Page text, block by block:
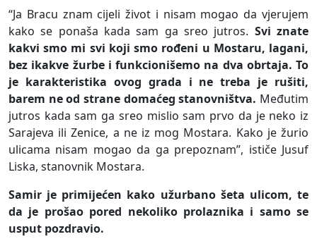
“Ja Bracu znam cijeli život i nisam mogao da vjerujem
kako se ponaša kada sam ga sreo jutros. Svi znate
kakvi smo mi svi koji smo rođeni u Mostaru, lagani,
bez ikakve žurbe i funkcionišemo na dva obrtaja. To
je karakteristika ovog grada i ne treba je rušiti,
barem ne od strane domaćeg stanovništva. Međutim
jutros kada sam ga sreo mislio sam prvo da je neko iz
Sarajeva ili Zenice, a ne iz mog Mostara. Kako je žurio
ulicama nisam mogao da ga prepoznam”, ističe Jusuf
Liska, stanovnik Mostara.
Samir je primijećen kako užurbano šeta ulicom, te
da je prošao pored nekoliko prolaznika i samo se
usput pozdravio.